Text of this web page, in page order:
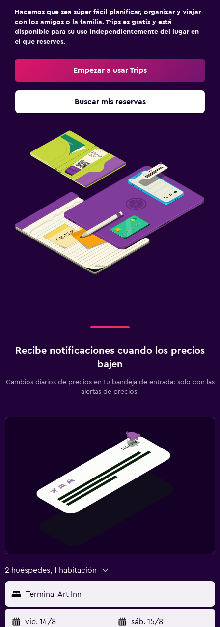
Hacemos que sea súper fácil planificar, organizar y viajar
con los amigos o la familia. Trips es gratis y está
disponible para su uso independientemente del lugar en
el que reserves.
Empezar a usar Trips
Buscar mis reservas
Recibe notificaciones cuando los precios
bajen
Cambios diarios de precios en tu bandeja de entrada: solo con las
alertas de precios.
2 huéspedes, 1 habitación
Terminal Art Inn
vie. 14/8 sáb. 15/8